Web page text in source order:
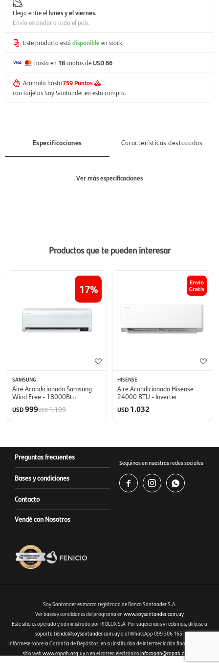
Llega entre el lunes y el viernes.
Envío estándar a todo el país.
Este producto está disponible en stock.
hasta en 18cuotas deUSD 66
Acumula hasta759 Puntos
con tarjetas Soy Santander en esta compra.
Especificaciones Características destacadas
Ver más especificaciones
Productos que te pueden interesar
17
SAMSUNG
Aire Acondicionado Samsung
Wind Free - 18000Btu
USD999USD1.199
HISENSE
Aire Acondicionado Hisense
24000 BTU - Inverter
USD 1.032
Preguntas frecuentes
Bases y condiciones
Contacto
Vendé con Nosotros
Seguinos en nuestras redes sociales
  
Fenicio eCommerce Uruguay
Soy Santander es marca registrada de Banco Santander S.A.
Ver bases y condiciones del programa en www.soysantander.com.uy
Este sitio es operado y administrado por RIOLUX S.A. Por sugerencias y reclamos, diríjase a
soporte.tienda@soysantander.com.uyo al WhatsApp 099 306 165.
Infórmese sobre la Garantía de Depósitos, en su institución de intermediación financiera, en el
sitio webwww.copab.org.uyo en el correo electrónicoinfocopab@copab.org.uy